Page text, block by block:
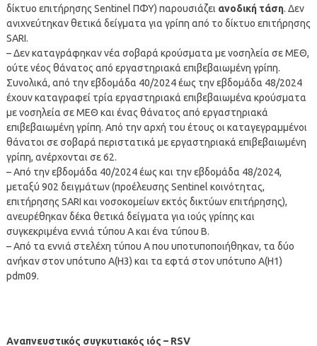
δίκτυο επιτήρησης Sentinel ΠΦΥ) παρουσιάζει ανοδική τάση. Δεν
ανιχνεύτηκαν θετικά δείγματα για γρίπη από το δίκτυο επιτήρησης
SARI.
– Δεν καταγράφηκαν νέα σοβαρά κρούσματα με νοσηλεία σε ΜΕΘ,
ούτε νέος θάνατος από εργαστηριακά επιβεβαιωμένη γρίπη.
Συνολικά, από την εβδομάδα 40/2024 έως την εβδομάδα 48/2024
έχουν καταγραφεί τρία εργαστηριακά επιβεβαιωμένα κρούσματα
με νοσηλεία σε ΜΕΘ και ένας θάνατος από εργαστηριακά
επιβεβαιωμένη γρίπη. Από την αρχή του έτους οι καταγεγραμμένοι
θάνατοι σε σοβαρά περιστατικά με εργαστηριακά επιβεβαιωμένη
γρίπη, ανέρχονται σε 62.
– Από την εβδομάδα 40/2024 έως και την εβδομάδα 48/2024,
μεταξύ 902 δειγμάτων (προέλευσης Sentinel κοινότητας,
επιτήρησης SARI και νοσοκομείων εκτός δικτύων επιτήρησης),
ανευρέθηκαν δέκα θετικά δείγματα για ιούς γρίπης και
συγκεκριμένα εννιά τύπου Α και ένα τύπου Β.
– Από τα εννιά στελέχη τύπου Α που υποτυποποιήθηκαν, τα δύο
ανήκαν στον υπότυπο Α(Η3) και τα εφτά στον υπότυπο Α(Η1)
pdm09.
Αναπνευστικός συγκυτιακός ιός – RSV